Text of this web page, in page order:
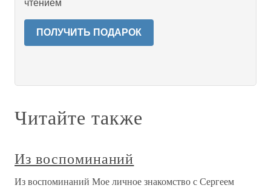
чтением
ПОЛУЧИТЬ ПОДАРОК
Читайте также
Из воспоминаний
Из воспоминаний Мое личное знакомство с Сергеем